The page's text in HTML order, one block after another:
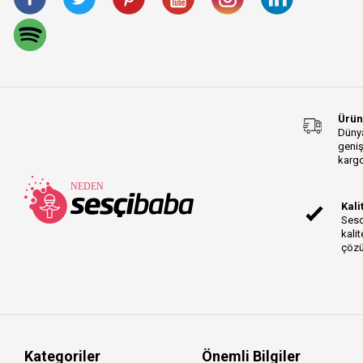
DZR Series
NX Series
TT Series
Taşıma Series
Native Instruments
COLOUR Series
Kategoriler Önemli Bilgiler